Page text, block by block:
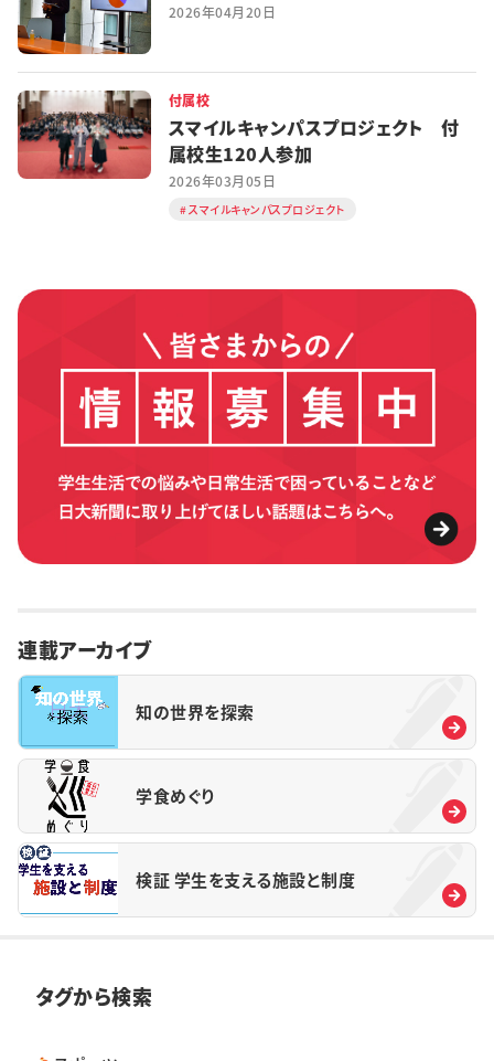
2026年04月20日
付属校
スマイルキャンパスプロジェクト 付
属校生120人参加
2026年03月05日
スマイルキャンパスプロジェクト
連載アーカイブ
知の世界を探索
学食めぐり
検証 学生を支える施設と制度
タグから検索